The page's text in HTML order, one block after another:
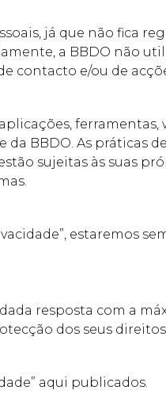
já que não fica
a BBDO não
contacto e/ou de
BBDO. As práticas
sujeitas às suas
estaremos
resposta com a
dos seus
aqui publicados.